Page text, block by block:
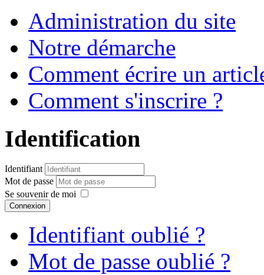
Administration du site
Notre démarche
Comment écrire un
Comment s'inscrire ?
Identification
Identifiant
Mot de passe
Se souvenir de moi
Connexion
Identifiant oublié ?
Mot de passe oublié ?